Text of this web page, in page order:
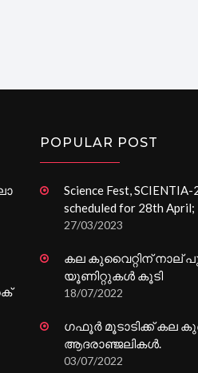
POPULAR POST
Science Fest, SCIENTIA-
scheduled for 28th April;
27/03/2023
കല കുവൈറ്റിന് നാല്
യൂണിറ്റുകൾ കൂടി
18/07/2022
ഗഫൂർ മൂടാടിക്ക് കല
ആദരാഞ്ജലികൾ.
03/07/2022